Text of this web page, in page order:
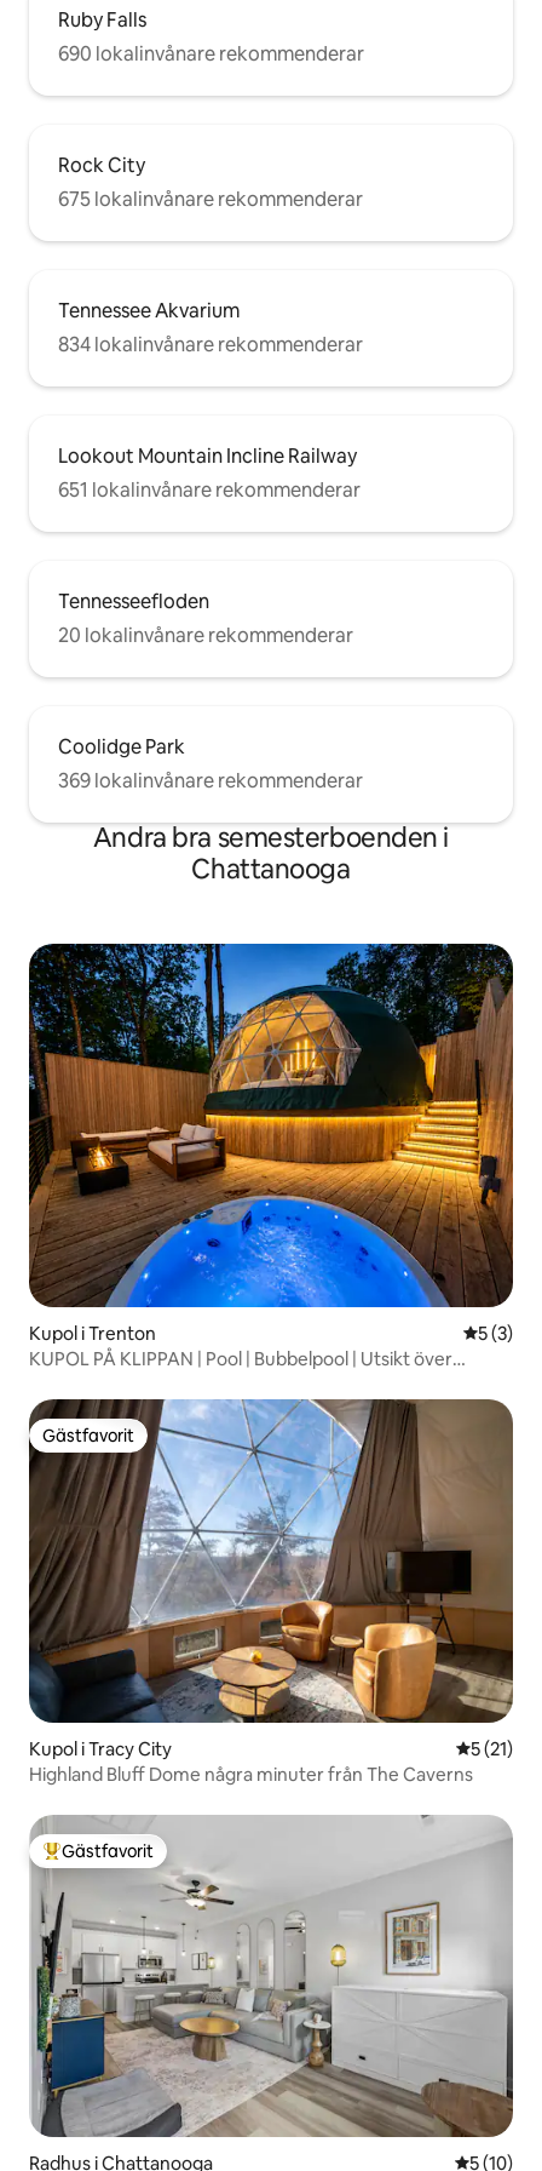
Ruby Falls
690 lokalinvånare rekommenderar
Rock City
675 lokalinvånare rekommenderar
Tennessee Akvarium
834 lokalinvånare rekommenderar
Lookout Mountain Incline Railway
651 lokalinvånare rekommenderar
Tennesseefloden
20 lokalinvånare rekommenderar
Coolidge Park
369 lokalinvånare rekommenderar
Andra bra semesterboenden i
Chattanooga
Kupol i Trenton 5 av 5 i
5 (3)
KUPOL PÅ KLIPPAN | Pool | Bubbelpool | Utsikt över
Gästfavorit
Gästfavorit
Kupol i Tracy City 5 av 5 i
5 (21)
Highland Bluff Dome några minuter från The Caverns
Populär gästfavorit
Gästfavorit
Radhus i Chattanooga 5 av 5 i
5 (10)